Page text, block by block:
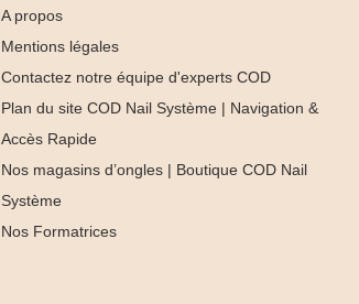
Collection
Cat Eye Soie
& Tips
A propos
Mentions légales
Contactez notre équipe d'experts COD
Plan du site COD Nail Système | Navigation &
Accès Rapide
Nos magasins d’ongles | Boutique COD Nail
Système
Nos Formatrices